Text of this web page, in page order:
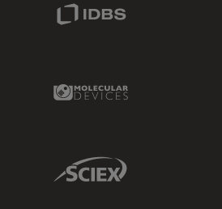
Molecular Devices Link
Sciex Link